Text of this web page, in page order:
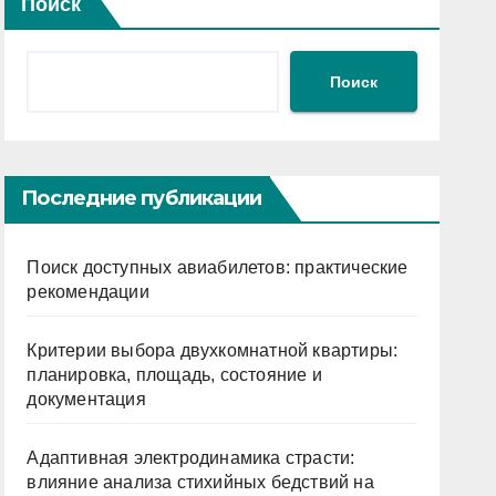
Поиск
Поиск
Последние публикации
Поиск доступных авиабилетов: практические
рекомендации
Критерии выбора двухкомнатной квартиры:
планировка, площадь, состояние и
документация
Адаптивная электродинамика страсти:
влияние анализа стихийных бедствий на